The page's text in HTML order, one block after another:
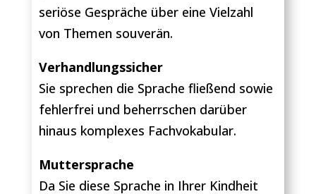
seriöse Gespräche über eine Vielzahl
von Themen souverän.
Verhandlungssicher
Sie sprechen die Sprache fließend sowie
fehlerfrei und beherrschen darüber
hinaus komplexes Fachvokabular.
Muttersprache
Da Sie diese Sprache in Ihrer Kindheit